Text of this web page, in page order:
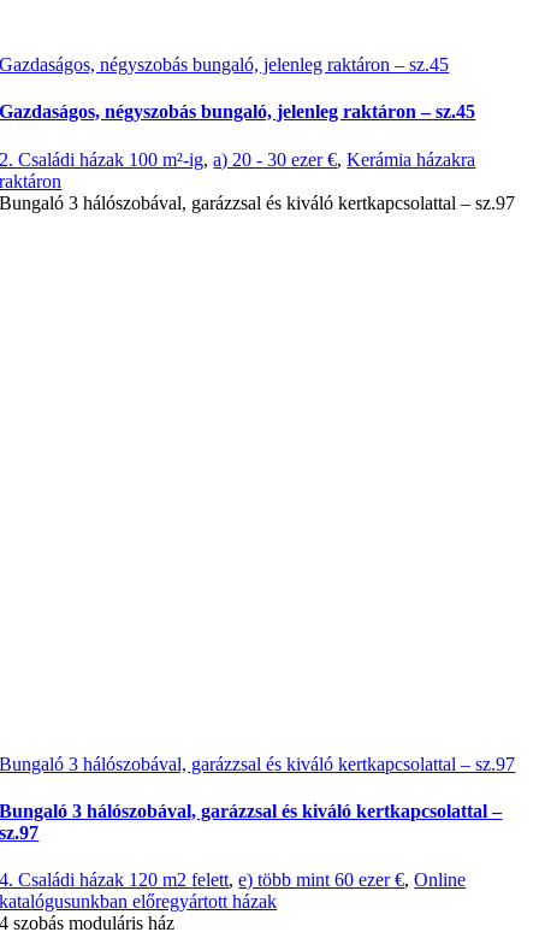
Gazdaságos, négyszobás bungaló, jelenleg raktáron – sz.45
Gazdaságos, négyszobás bungaló, jelenleg raktáron – sz.45
2. Családi házak 100 m²-ig,a) 20 - 30 ezer €,Kerámia házakra
raktáron
Bungaló 3 hálószobával, garázzsal és kiváló kertkapcsolattal – sz.97
Bungaló 3 hálószobával, garázzsal és kiváló kertkapcsolattal – sz.97
Bungaló 3 hálószobával, garázzsal és kiváló kertkapcsolattal –
sz.97
4. Családi házak 120 m2 felett,e) több mint 60 ezer €,Online
katalógusunkban előregyártott házak
4 szobás moduláris ház